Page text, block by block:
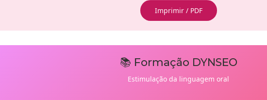
Imprimir / PDF
📚 Formação DYNSEO
Estimulação da linguagem oral